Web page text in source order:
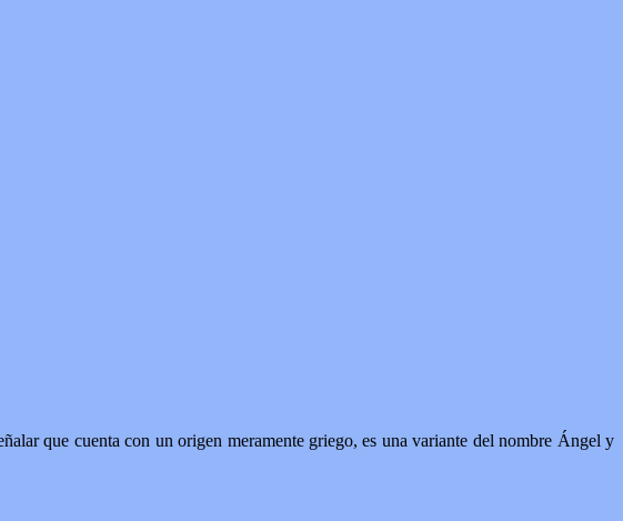
que cuenta con un origen meramente griego, es una variante del nombre Ángel y